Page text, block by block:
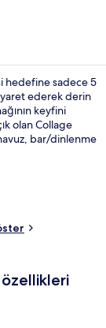
hedefine sadece 5
ederek derin
keyfini
olan Collage
bar/dinlenme